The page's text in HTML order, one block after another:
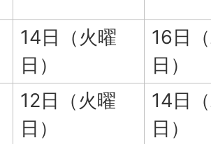
14日（火曜
日）
16日
日）
12日（火曜
日）
14日
日）